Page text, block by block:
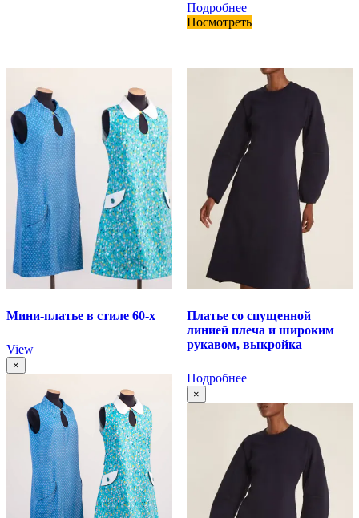
Подробнее
Посмотреть
Мини-платье в стиле 60-х
View
×
Платье со спущенной
линией плеча и широким
рукавом, выкройка
Подробнее
×